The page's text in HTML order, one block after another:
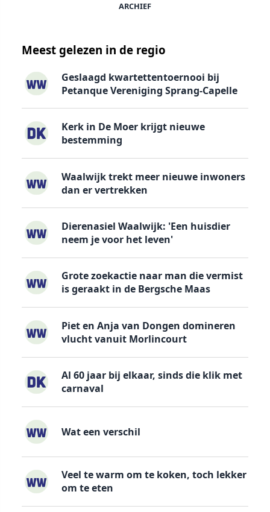
ARCHIEF
Meest gelezen in de regio
Geslaagd kwartettentoernooi bij
Petanque Vereniging Sprang-Capelle
Kerk in De Moer krijgt nieuwe
bestemming
Waalwijk trekt meer nieuwe inwoners
dan er vertrekken
Dierenasiel Waalwijk: 'Een huisdier
neem je voor het leven'
Grote zoekactie naar man die vermist
is geraakt in de Bergsche Maas
Piet en Anja van Dongen domineren
vlucht vanuit Morlincourt
Al 60 jaar bij elkaar, sinds die klik met
carnaval
Wat een verschil
Veel te warm om te koken, toch lekker
om te eten